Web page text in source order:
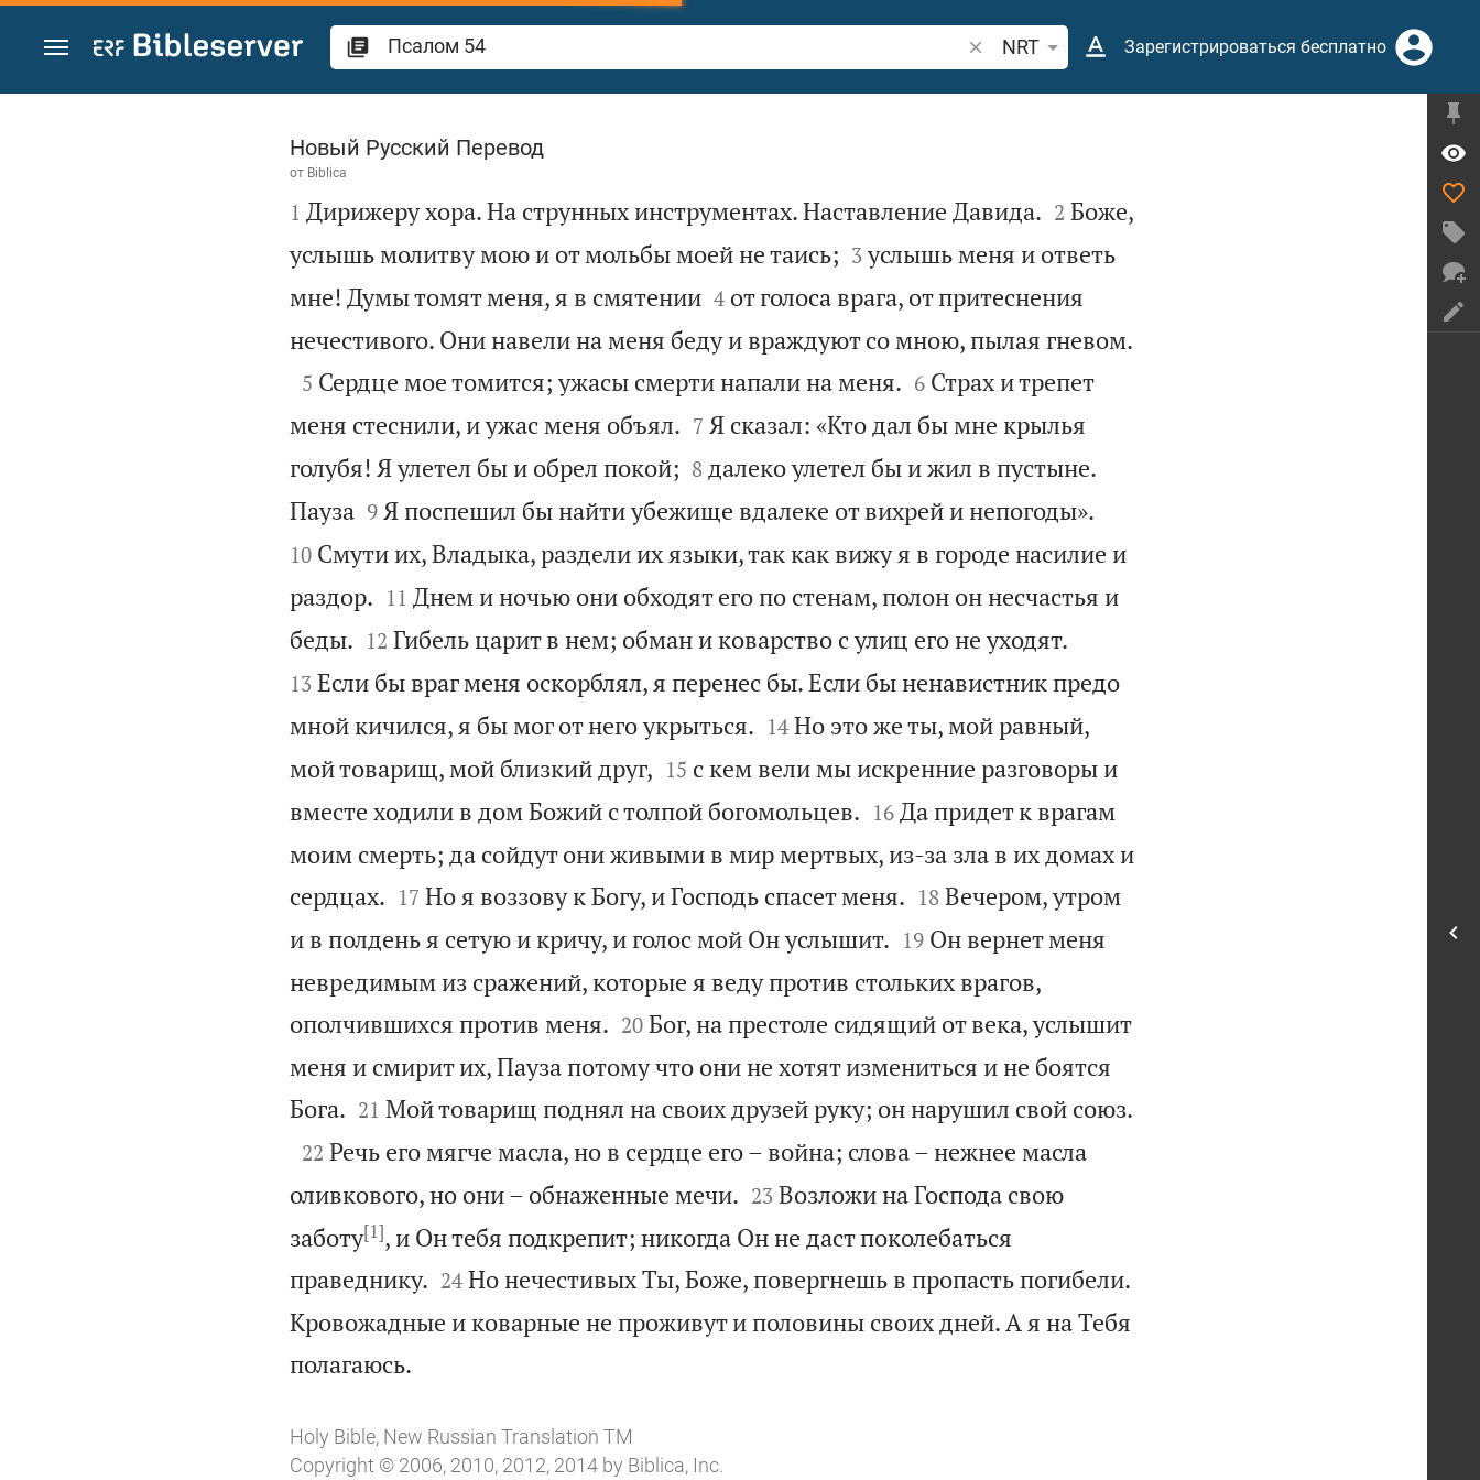
Перейти к содержанию
Поиск по отрывку из Библии или термину
NRT Зарегистрироваться бесплатно
Псалом 54
Новый Русский Перевод
от Biblica

1 Дирижеру хора. На струнных инструментах. Наставление Давида.
2 Боже,
услышь молитву мою и от мольбы моей не таись;
3 услышь меня и ответь
мне! Думы томят меня, я в смятении
4 от голоса врага, от притеснения
нечестивого. Они навели на меня беду и враждуют со мною, пылая гневом.

5 Сердце мое томится; ужасы смерти напали на меня.
6 Страх и трепет
меня стеснили, и ужас меня объял.
7 Я сказал: «Кто дал бы мне крылья
голубя! Я улетел бы и обрел покой;
8 далеко улетел бы и жил в пустыне.
Пауза
9 Я поспешил бы найти убежище вдалеке от вихрей и непогоды».
10 Смути их, Владыка, раздели их языки, так как вижу я в городе насилие и
раздор.
11 Днем и ночью они обходят его по стенам, полон он несчастья и
беды.
12 Гибель царит в нем; обман и коварство с улиц его не уходят.
13 Если бы враг меня оскорблял, я перенес бы. Если бы ненавистник предо
мной кичился, я бы мог от него укрыться.
14 Но это же ты, мой равный,
мой товарищ, мой близкий друг,
15 с кем вели мы искренние разговоры и
вместе ходили в дом Божий с толпой богомольцев.
16 Да придет к врагам
моим смерть; да сойдут они живыми в мир мертвых, из-за зла в их домах и
сердцах.
17 Но я воззову к Богу, и Господь спасет меня.
18 Вечером, утром
и в полдень я сетую и кричу, и голос мой Он услышит.
19 Он вернет меня
невредимым из сражений, которые я веду против стольких врагов,
ополчившихся против меня.
20 Бог, на престоле сидящий от века, услышит
меня и смирит их, Пауза потому что они не хотят измениться и не боятся
Бога.
21 Мой товарищ поднял на своих друзей руку; он нарушил свой союз.

22 Речь его мягче масла, но в сердце его – война; слова – нежнее масла
оливкового, но они – обнаженные мечи.
23 Возложи на Господа свою
заботу[1], и Он тебя подкрепит; никогда Он не даст поколебаться
праведнику.
24 Но нечестивых Ты, Боже, повергнешь в пропасть погибели.
Кровожадные и коварные не проживут и половины своих дней. А я на Тебя
полагаюсь.
Holy Bible, New Russian Translation TM
Copyright © 2006, 2010, 2012, 2014 by Biblica, Inc.